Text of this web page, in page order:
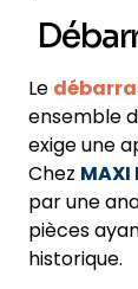
Le
ensemble
exige une
Chez MAXI
par une
pièces
historique.